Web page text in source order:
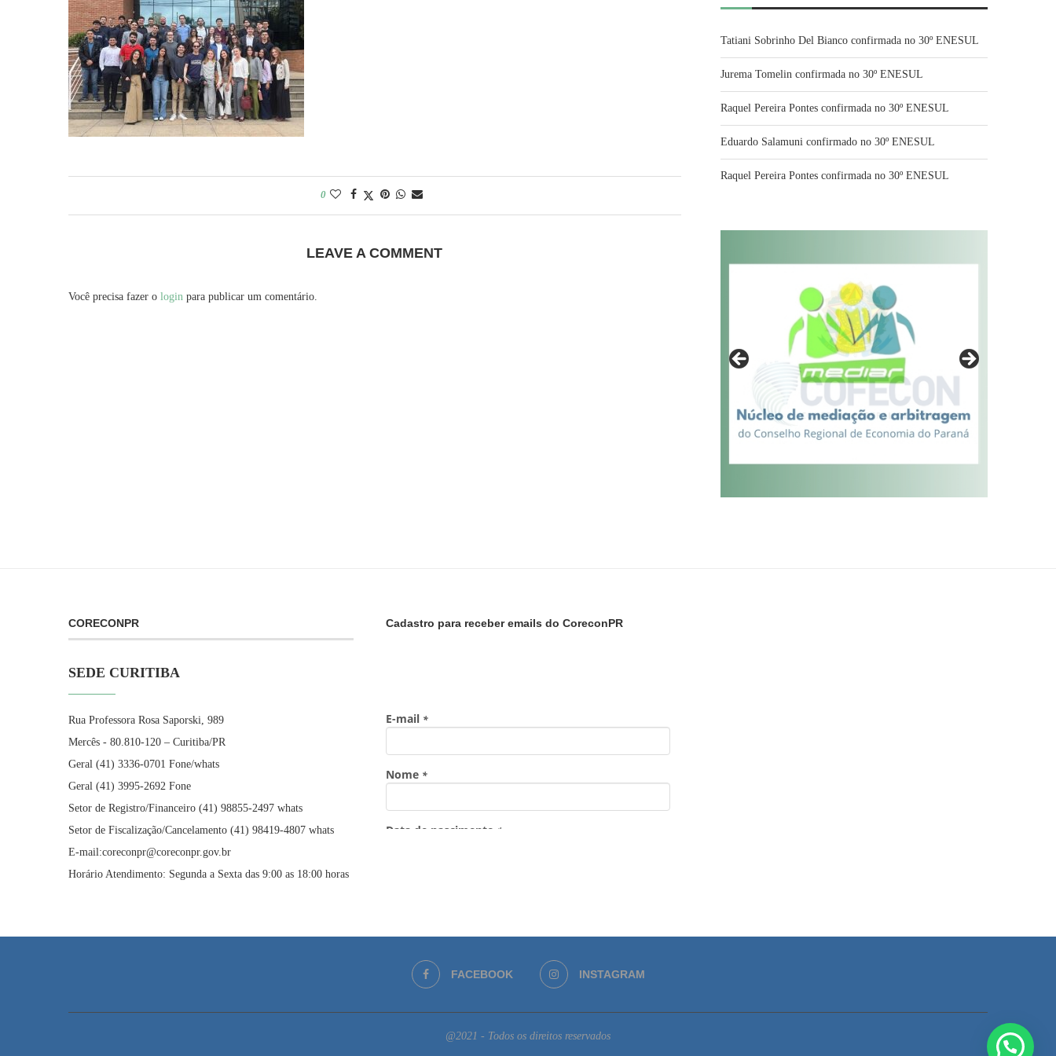
0
LEAVE A COMMENT
Você precisa fazer o login para publicar um comentário.
Tatiani Sobrinho Del Bianco confirmada no 30º ENESUL
Jurema Tomelin confirmada no 30º ENESUL
Raquel Pereira Pontes confirmada no 30º ENESUL
Eduardo Salamuni confirmado no 30º ENESUL
Raquel Pereira Pontes confirmada no 30º ENESUL
CORECONPR
SEDE CURITIBA
Rua Professora Rosa Saporski, 989
Mercês - 80.810-120 – Curitiba/PR
Geral (41) 3336-0701 Fone/whats
Geral (41) 3995-2692 Fone
Setor de Registro/Financeiro (41) 98855-2497 whats
Setor de Fiscalização/Cancelamento (41) 98419-4807 whats
E-mail:coreconpr@coreconpr.gov.br
Horário Atendimento: Segunda a Sexta das 9:00 as 18:00 horas
Cadastro para receber emails do CoreconPR
FACEBOOK INSTAGRAM
@2021 - Todos os direitos reservados